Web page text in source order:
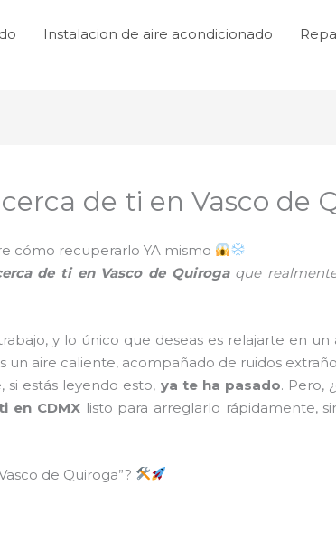
Instalacion de aire acondicionado
de ti en Vasco de
cómo recuperarlo YA mismo
de ti en Vasco de Quiroga que
y lo único que deseas es relajarte en
aire caliente, acompañado de ruidos
si estás leyendo esto, ya te ha pasado. Pero,
en CDMXlisto para arreglarlo rápidamente,
de Quiroga”?